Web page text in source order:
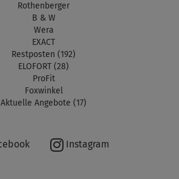
Rothenberger
B & W
Wera
EXACT
Restposten (192)
ELOFORT (28)
ProFit
Foxwinkel
Aktuelle Angebote (17)
Instagram